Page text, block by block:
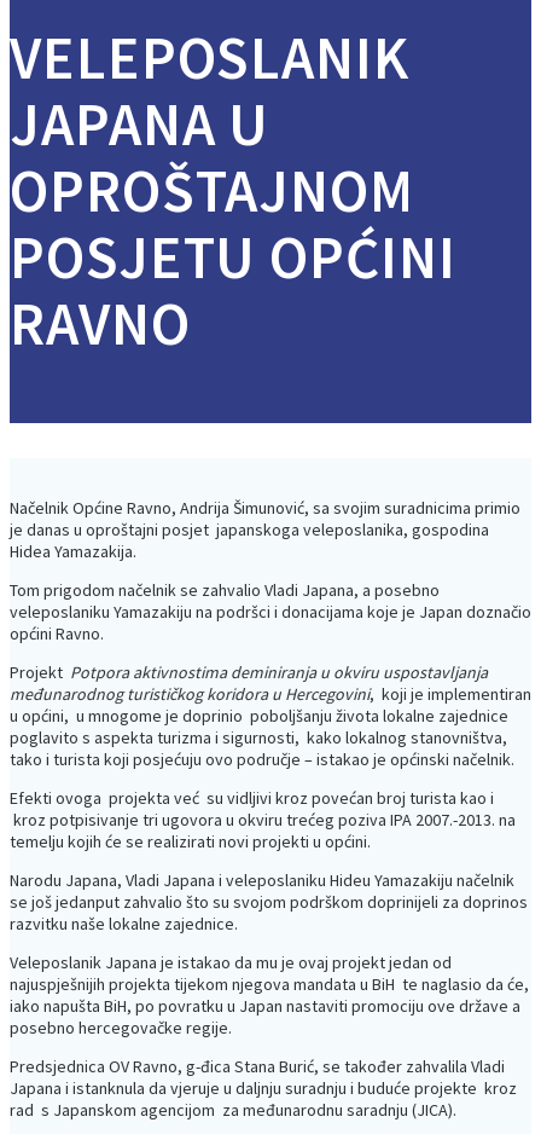
VELEPOSLANIK
JAPANA U
OPROŠTAJNOM
POSJETU OPĆINI
RAVNO
Načelnik Općine Ravno, Andrija Šimunović, sa svojim suradnicima primio
je danas u oproštajni posjet japanskoga veleposlanika, gospodina
Hidea Yamazakija.
Tom prigodom načelnik se zahvalio Vladi Japana, a posebno
veleposlaniku Yamazakiju na podršci i donacijama koje je Japan doznačio
općini Ravno.
Projekt Potpora aktivnostima deminiranja u okviru uspostavljanja
međunarodnog turističkog koridora u Hercegovini, koji je implementiran
u općini, u mnogome je doprinio poboljšanju života lokalne zajednice
poglavito s aspekta turizma i sigurnosti, kako lokalnog stanovništva,
tako i turista koji posjećuju ovo područje – istakao je općinski načelnik.
Efekti ovoga projekta već su vidljivi kroz povećan broj turista kao i
kroz potpisivanje tri ugovora u okviru trećeg poziva IPA 2007.-2013. na
temelju kojih će se realizirati novi projekti u općini.
Narodu Japana, Vladi Japana i veleposlaniku Hideu Yamazakiju načelnik
se još jedanput zahvalio što su svojom podrškom doprinijeli za doprinos
razvitku naše lokalne zajednice.
Veleposlanik Japana je istakao da mu je ovaj projekt jedan od
najuspješnijih projekta tijekom njegova mandata u BiH te naglasio da će,
iako napušta BiH, po povratku u Japan nastaviti promociju ove države a
posebno hercegovačke regije.
Predsjednica OV Ravno, g-đica Stana Burić, se također zahvalila Vladi
Japana i istanknula da vjeruje u daljnju suradnju i buduće projekte kroz
rad s Japanskom agencijom za međunarodnu saradnju (JICA).